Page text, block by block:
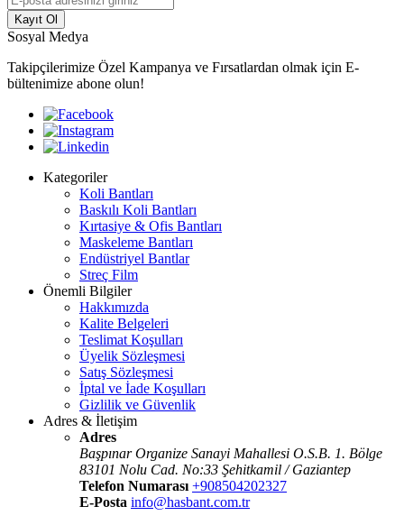
Kayıt Ol
Sosyal Medya
Takipçilerimize Özel Kampanya ve Fırsatlardan olmak için E-
bültenimize abone olun!
Kategoriler
Koli Bantları
Baskılı Koli Bantları
Kırtasiye & Ofis Bantları
Maskeleme Bantları
Endüstriyel Bantlar
Streç Film
Önemli Bilgiler
Hakkımızda
Kalite Belgeleri
Teslimat Koşulları
Üyelik Sözleşmesi
Satış Sözleşmesi
İptal ve İade Koşulları
Gizlilik ve Güvenlik
Adres & İletişim
Adres
Başpınar Organize Sanayi Mahallesi O.S.B. 1. Bölge
83101 Nolu Cad. No:33 Şehitkamil / Gaziantep
Telefon Numarası +908504202327
E-Posta info@hasbant.com.tr